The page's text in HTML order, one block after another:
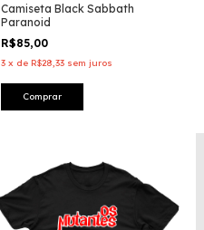
Camiseta Black Sabbath
Paranoid
R$85,00
3 x de R$28,33 sem juros
Comprar